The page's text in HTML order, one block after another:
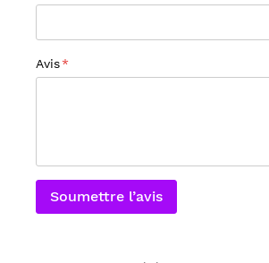
Avis
Soumettre l’avis